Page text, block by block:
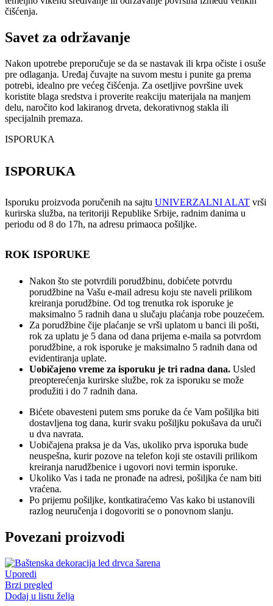
čišćenja.
Savet za održavanje
Nakon upotrebe preporučuje se da se nastavak ili krpa očiste i osuše
pre odlaganja. Uređaj čuvajte na suvom mestu i punite ga prema
potrebi, idealno pre većeg čišćenja. Za osetljive površine uvek
koristite blaga sredstva i proverite reakciju materijala na manjem
delu, naročito kod lakiranog drveta, dekorativnog stakla ili
specijalnih premaza.
ISPORUKA
ISPORUKA
Isporuku proizvoda poručenih na sajtu UNIVERZALNI ALAT vrši
kurirska služba, na teritoriji Republike Srbije, radnim danima u
periodu od 8 do 17h, na adresu primaoca pošiljke.
ROK ISPORUKE
Nakon što ste potvrdili porudžbinu, dobićete potvrdu
porudžbine na Vašu e-mail adresu koju ste naveli prilikom
kreiranja porudžbine. Od tog trenutka rok isporuke je
maksimalno 5 radnih dana u slučaju plaćanja robe pouzećem.
Za porudžbine čije plaćanje se vrši uplatom u banci ili pošti,
rok za uplatu je 5 dana od dana prijema e-maila sa potvrdom
porudžbine, a rok isporuke je maksimalno 5 radnih dana od
evidentiranja uplate.
Uobičajeno vreme za isporuku je tri radna dana. Usled
preopterećenja kurirske službe, rok za isporuku se može
produžiti i do 7 radnih dana.
Bićete obavesteni putem sms poruke da će Vam pošiljka biti
dostavljena tog dana, kurir svaku pošiljku pokušava da uruči
u dva navrata.
Uobičajena praksa je da Vas, ukoliko prva isporuka bude
neuspešna, kurir pozove na telefon koji ste ostavili prilikom
kreiranja narudžbenice i ugovori novi termin isporuke.
Ukoliko Vas i tada ne pronađe na adresi, pošiljka će nam biti
vraćena.
Po prijemu pošiljke, kontkatiraćemo Vas kako bi ustanovili
razlog neuručenja i dogovoriti se o ponovnom slanju.
Povezani proizvodi
Uporedi
Brzi pregled
Dodaj u listu želja